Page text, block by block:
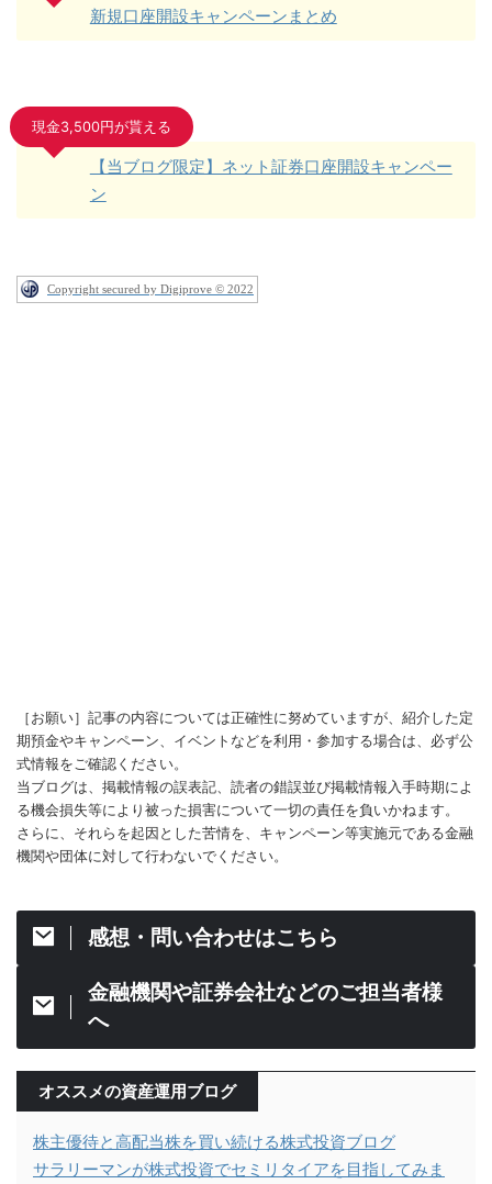
新規口座開設キャンペーンまとめ
現金3,500円が貰える
【当ブログ限定】ネット証券口座開設キャンペー
ン
Copyright secured by Digiprove © 2022
［お願い］記事の内容については正確性に努めていますが、紹介した定
期預金やキャンペーン、イベントなどを利用・参加する場合は、必ず公
式情報をご確認ください。
当ブログは、掲載情報の誤表記、読者の錯誤並び掲載情報入手時期によ
る機会損失等により被った損害について一切の責任を負いかねます。
さらに、それらを起因とした苦情を、キャンペーン等実施元である金融
機関や団体に対して行わないでください。
感想・問い合わせはこちら
金融機関や証券会社などのご担当者様
へ
オススメの資産運用ブログ
株主優待と高配当株を買い続ける株式投資ブログ
サラリーマンが株式投資でセミリタイアを目指してみま